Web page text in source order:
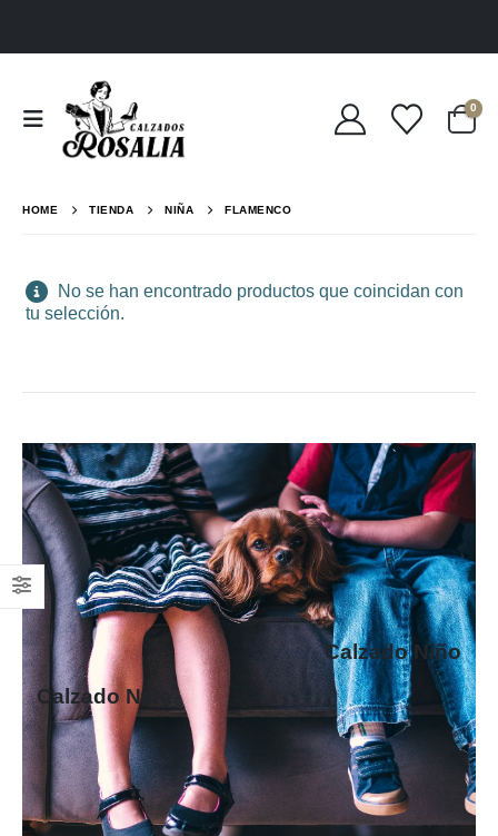
0
HOME TIENDA NIÑA FLAMENCO
No se han encontrado productos que coincidan con
tu selección.
Calzado Niño
Calzado Niña